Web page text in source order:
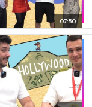
07:50